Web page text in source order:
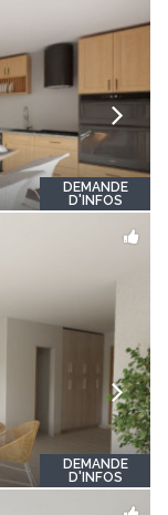
DEMANDE
D'INFOS
DEMANDE
D'INFOS